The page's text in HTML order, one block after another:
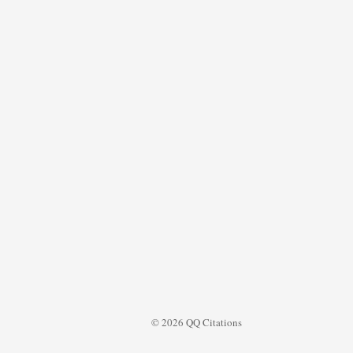
© 2026 QQ Citations